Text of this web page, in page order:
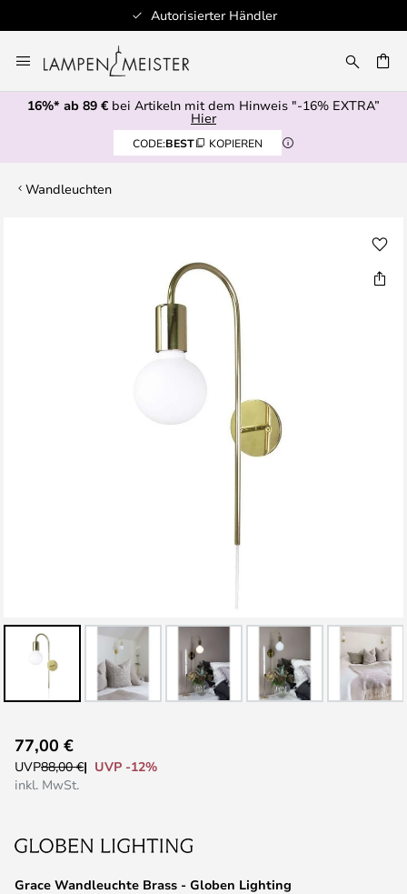
Autorisierter Händler
Inhalt
springen
16%* ab 89 € bei Artikeln mit dem Hinweis "-16% EXTRA”
Hier
CODE:BEST KOPIEREN
Wandleuchten
Anfang
der
Grace Wandleuchte Brass - Globen Lighting
77,00 €
UVP88,00 €
UVP -12%
inkl. MwSt.